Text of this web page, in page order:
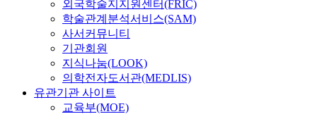
외국학술지지원센터(FRIC)
학술관계분석서비스(SAM)
사서커뮤니티
기관회원
지식나눔(LOOK)
의학전자도서관(MEDLIS)
유관기관 사이트
교육부(MOE)